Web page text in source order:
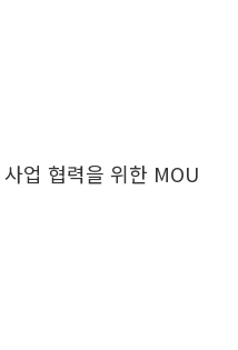
업 협력을 위한 MOU